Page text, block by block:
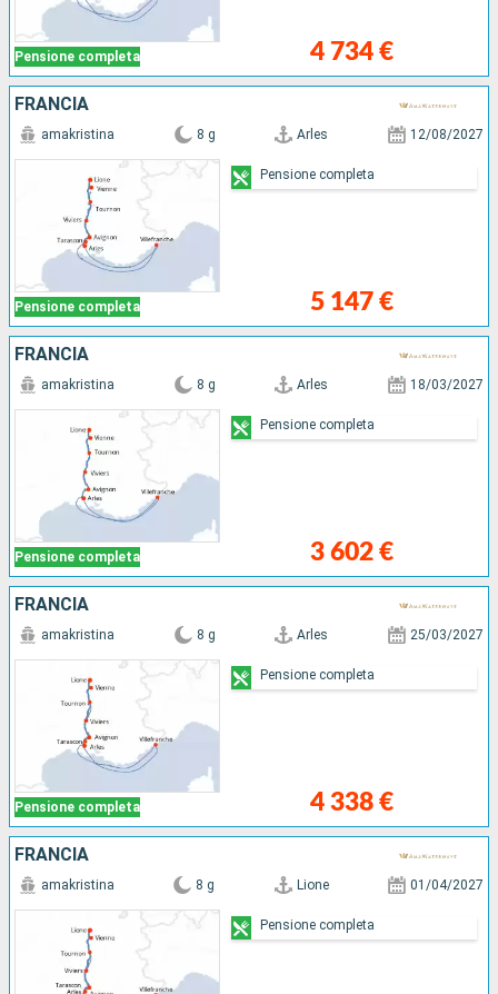
Pensione completa 4 734 €
FRANCIA
Pensione completa
amakristina 8 g Arles 12/08/2027
5 147 €
Pensione completa
FRANCIA
Pensione completa
amakristina 8 g Arles 18/03/2027
3 602 €
Pensione completa
FRANCIA
Pensione completa
amakristina 8 g Arles 25/03/2027
4 338 €
Pensione completa
FRANCIA
amakristina 8 g Lione 01/04/2027
Pensione completa